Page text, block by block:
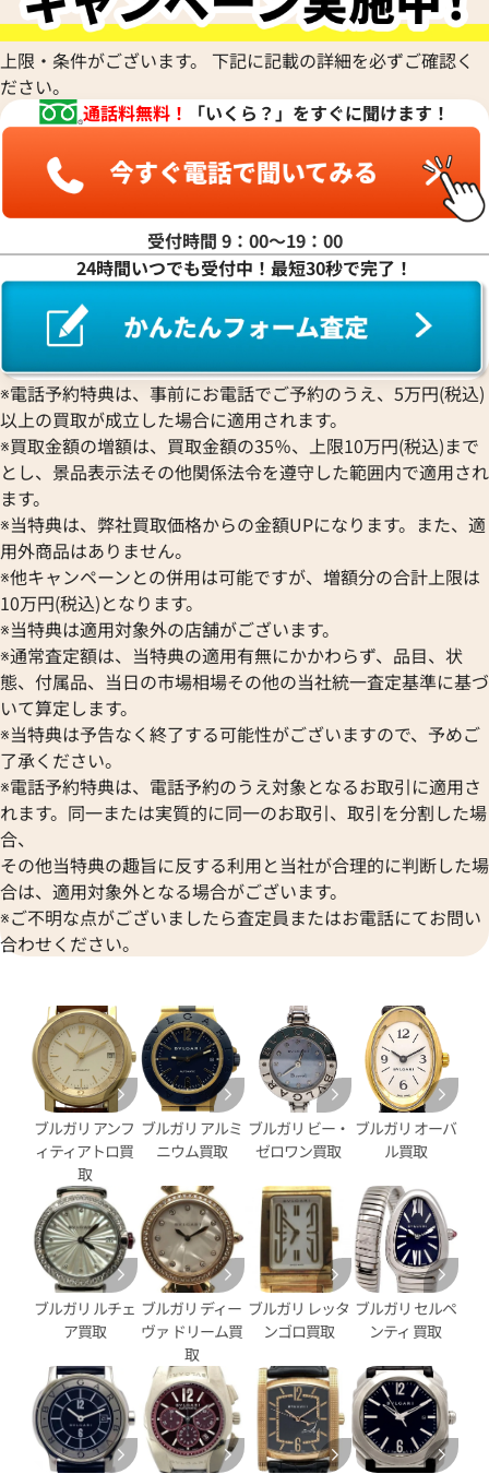
ェア LUP36SG
格
27日時点の参考買取価格で
ブルガリ レッタンゴロ RT45G
参考買取価格
306,000円
※2024年2月27日時点の参考
ェア LUP28SG
格
日時点の参考買取価格です
ブルガリ ルチェア
227,000円
※2025年1月9日時点の参考買
ョーマ AA48SCH
日時点の参考買取価格です
ブルガリ アショーマ デイト
参考買取価格
204,000
※2024年1月27日時点の参考
上限・条件がございます。 下記に記載の詳細を必ずご確認く
ださい。
通話料無料！
「いくら？」をすぐに聞けます！
受付時間 9：00〜19：00
24時間いつでも受付中！最短30秒で完了！
※電話予約特典は、事前にお電話でご予約のうえ、5万円(税込)
以上の買取が成立した場合に適用されます。
※買取金額の増額は、買取金額の35％、上限10万円(税込)まで
とし、景品表示法その他関係法令を遵守した範囲内で適用され
ます。
※当特典は、弊社買取価格からの金額UPになります。また、適
用外商品はありません。
※他キャンペーンとの併用は可能ですが、増額分の合計上限は
10万円(税込)となります。
※当特典は適用対象外の店舗がございます。
※通常査定額は、当特典の適用有無にかかわらず、品目、状
態、付属品、当日の市場相場その他の当社統一査定基準に基づ
いて算定します。
※当特典は予告なく終了する可能性がございますので、予めご
了承ください。
※電話予約特典は、電話予約のうえ対象となるお取引に適用さ
れます。同一または実質的に同一のお取引、取引を分割した場
合、
その他当特典の趣旨に反する利用と当社が合理的に判断した場
合は、適用対象外となる場合がございます。
※ご不明な点がございましたら査定員またはお電話にてお問い
合わせください。
ブルガリ アンフ
ィティアトロ買
取
ブルガリ アルミ
ニウム買取
ブルガリ ビー・
ゼロワン買取
ブルガリ オーバ
ル買取
ブルガリ ルチェ
ア買取
ブルガリ ディー
ヴァ ドリーム買
取
ブルガリ レッタ
ンゴロ買取
ブルガリ セルペ
ンティ 買取